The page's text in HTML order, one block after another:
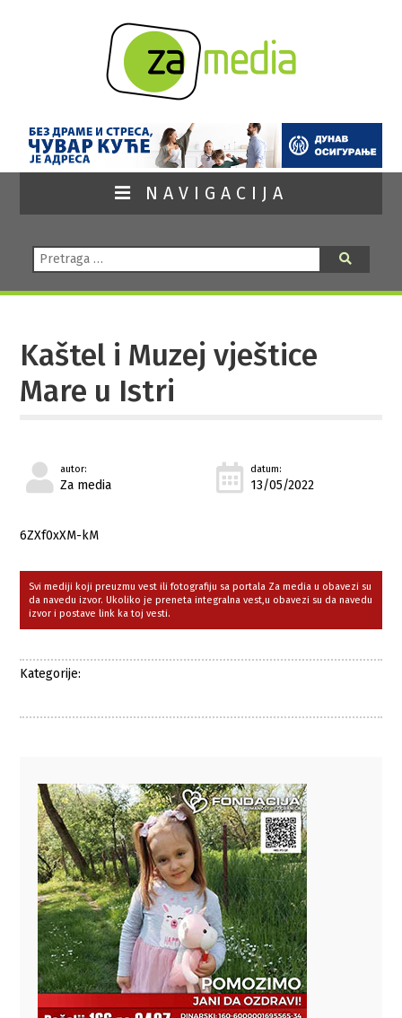
NAVIGACIJA
Pretraga:
Kaštel i Muzej vještice
Mare u Istri
autor:
Za media
datum:
13/05/2022
6ZXf0xXM-kM
Svi mediji koji preuzmu vest ili fotografiju sa portala Za media u obavezi su
da navedu izvor. Ukoliko je preneta integralna vest,u obavezi su da navedu
izvor i postave link ka toj vesti.
Kategorije: